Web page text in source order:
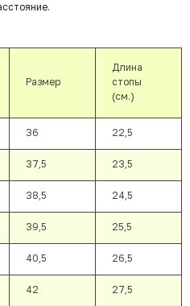
Размер
Длина
стопы
(см.)
36 22,5
37,5 23,5
38,5 24,5
39,5 25,5
40,5 26,5
42 27,5